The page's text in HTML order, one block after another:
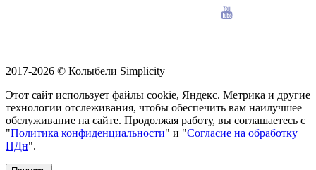
2017-2026 © Колыбели Simplicity
Этот сайт использует файлы cookie, Яндекс. Метрика и другие
технологии отслеживания, чтобы обеспечить вам наилучшее
обслуживание на сайте. Продолжая работу, вы соглашаетесь с
"Политика конфиденциальности" и "Согласие на обработку
ПДн".